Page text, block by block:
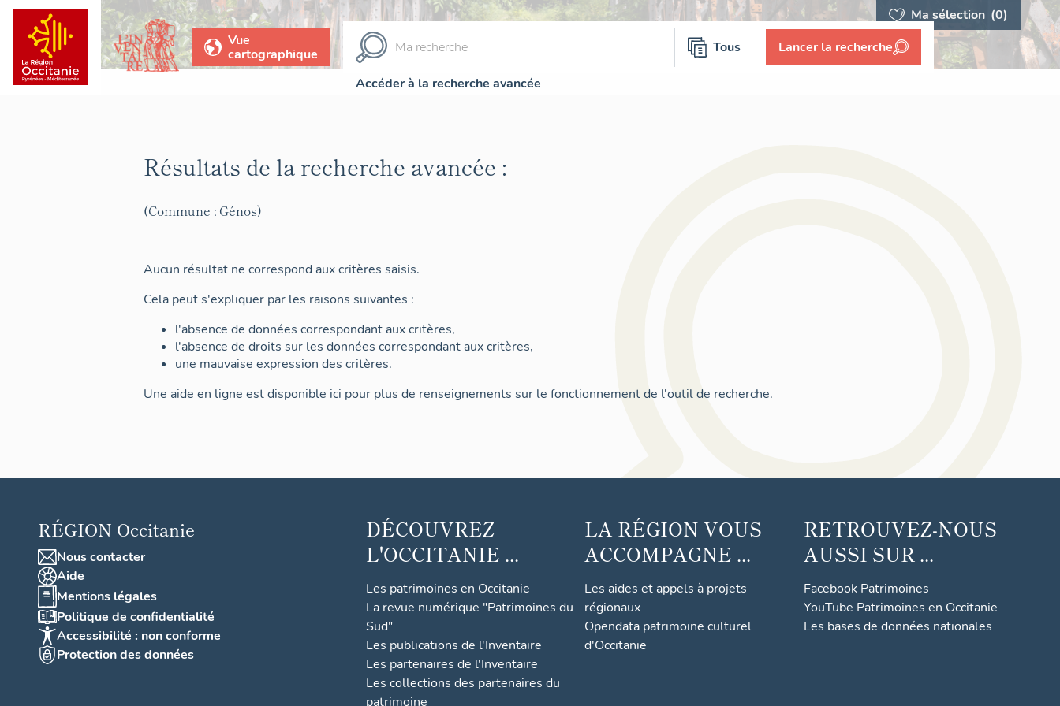
Ma sélection (0)
Vue
cartographique
Tous Lancer la recherche
Accéder à la recherche avancée
Résultats de la recherche avancée :
(Commune : Génos)
Aucun résultat ne correspond aux critères saisis.
Cela peut s'expliquer par les raisons suivantes :
l'absence de données correspondant aux critères,
l'absence de droits sur les données correspondant aux critères,
une mauvaise expression des critères.
Une aide en ligne est disponible ici pour plus de renseignements sur le fonctionnement de l'outil de recherche.
RÉGION Occitanie
Nous contacter
Aide
Mentions légales
Politique de confidentialité
Accessibilité : non conforme
Protection des données
DÉCOUVREZ
L'OCCITANIE ...
Les patrimoines en Occitanie
La revue numérique "Patrimoines du
Sud"
Les publications de l'Inventaire
Les partenaires de l'Inventaire
Les collections des partenaires du
patrimoine
LA RÉGION VOUS
ACCOMPAGNE ...
Les aides et appels à projets
régionaux
Opendata patrimoine culturel
d'Occitanie
RETROUVEZ-NOUS
AUSSI SUR ...
Facebook Patrimoines
YouTube Patrimoines en Occitanie
Les bases de données nationales